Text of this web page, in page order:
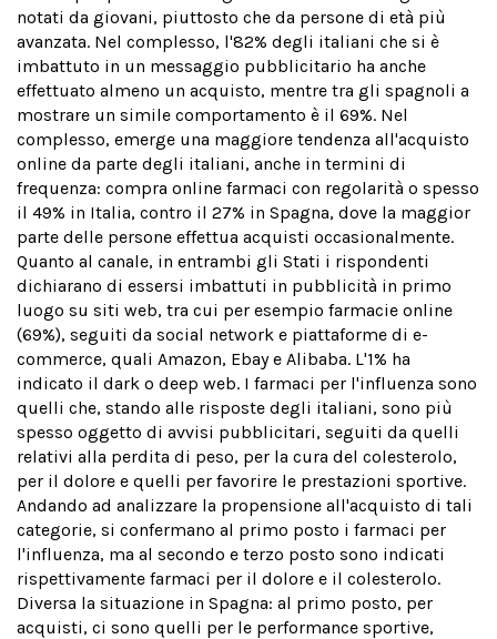
notati da giovani, piuttosto che da persone di età più
avanzata. Nel complesso, l'82% degli italiani che si è
imbattuto in un messaggio pubblicitario ha anche
effettuato almeno un acquisto, mentre tra gli spagnoli a
mostrare un simile comportamento è il 69%. Nel
complesso, emerge una maggiore tendenza all'acquisto
online da parte degli italiani, anche in termini di
frequenza: compra online farmaci con regolarità o spesso
il 49% in Italia, contro il 27% in Spagna, dove la maggior
parte delle persone effettua acquisti occasionalmente.
Quanto al canale, in entrambi gli Stati i rispondenti
dichiarano di essersi imbattuti in pubblicità in primo
luogo su siti web, tra cui per esempio farmacie online
(69%), seguiti da social network e piattaforme di e-
commerce, quali Amazon, Ebay e Alibaba. L'1% ha
indicato il dark o deep web. I farmaci per l'influenza sono
quelli che, stando alle risposte degli italiani, sono più
spesso oggetto di avvisi pubblicitari, seguiti da quelli
relativi alla perdita di peso, per la cura del colesterolo,
per il dolore e quelli per favorire le prestazioni sportive.
Andando ad analizzare la propensione all'acquisto di tali
categorie, si confermano al primo posto i farmaci per
l'influenza, ma al secondo e terzo posto sono indicati
rispettivamente farmaci per il dolore e il colesterolo.
Diversa la situazione in Spagna: al primo posto, per
acquisti, ci sono quelli per le performance sportive,